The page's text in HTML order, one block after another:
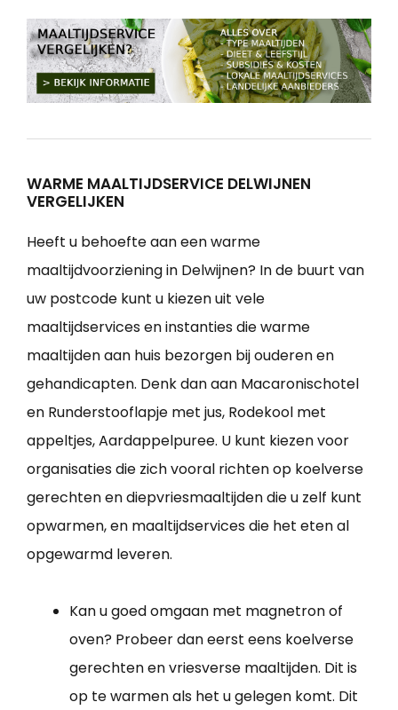
WARME MAALTIJDSERVICE DELWIJNEN
VERGELIJKEN
Heeft u behoefte aan een warme
maaltijdvoorziening in Delwijnen? In de buurt van
uw postcode kunt u kiezen uit vele
maaltijdservices en instanties die warme
maaltijden aan huis bezorgen bij ouderen en
gehandicapten. Denk dan aan Macaronischotel
en Runderstooflapje met jus, Rodekool met
appeltjes, Aardappelpuree. U kunt kiezen voor
organisaties die zich vooral richten op koelverse
gerechten en diepvriesmaaltijden die u zelf kunt
opwarmen, en maaltijdservices die het eten al
opgewarmd leveren.
Kan u goed omgaan met magnetron of
oven? Probeer dan eerst eens koelverse
gerechten en vriesverse maaltijden. Dit is
op te warmen als het u gelegen komt. Dit